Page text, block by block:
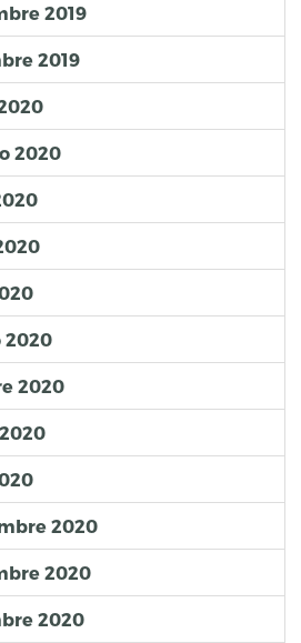
2019
2019
2020
2020
2020
2020
2020
2020